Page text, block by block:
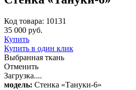
Код товара: 10131
35 000 руб.
Купить
Купить в один клик
Выбранная ткань
Отменить
Загрузка....
модель: Стенка «Тануки-6»